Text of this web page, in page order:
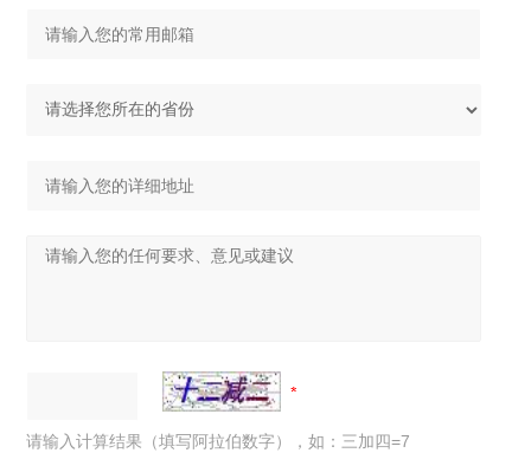
请输入计算结果（填写阿拉伯数字），如：三加四=7